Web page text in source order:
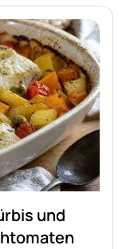
und